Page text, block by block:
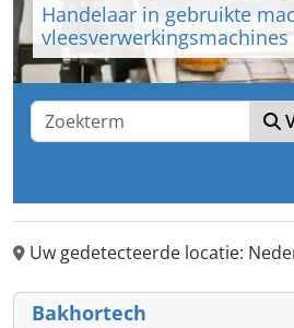
Handelaar in gebruikte
vleesverwerkingsmachines
Uw gedetecteerde locatie:
Bakhortech